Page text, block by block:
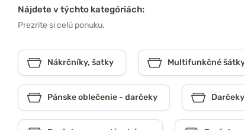
Nájdete v týchto kategóriách:
Prezrite si celú ponuku.
Nákrčníky, šatky Multifunkčné
Pánske oblečenie - darčeky